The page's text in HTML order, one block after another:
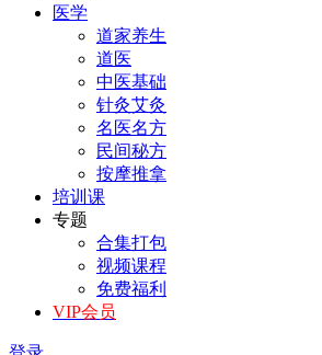
医学
道家养生
道医
中医基础
针灸艾灸
名医名方
民间秘方
按摩推拿
培训课
专题
合集打包
视频课程
免费福利
VIP会员